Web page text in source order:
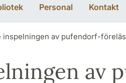
Personal Kontakt
inspelningen av pufendorf-
av